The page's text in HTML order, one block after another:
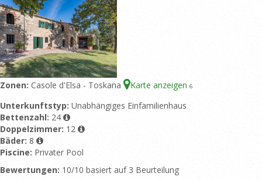
Zonen: Casole d'Elsa - Toskana Karte anzeigen 6
Unterkunftstyp: Unabhängiges Einfamilienhaus
Bettenzahl: 24
Doppelzimmer: 12
Bäder: 8
Piscine: Privater Pool
Bewertungen: 10/10 basiert auf 3 Beurteilung